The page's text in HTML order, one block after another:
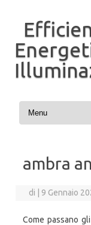
Vai al contenuto
ambra
di 9 Gennaio
Come passano